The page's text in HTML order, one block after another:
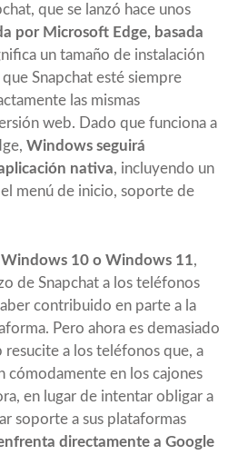
que se lanzó hace unos
por Microsoft Edge, basada
un tamaño de instalación
Snapchat esté siempre
las mismas
web. Dado que funciona a
Windows seguirá
nativa, incluyendo un
menú de inicio, soporte de
Windows 10 o Windows 11,
de Snapchat a los teléfonos
contribuido en parte a la
Pero ahora es demasiado
resucite a los teléfonos que, a
cómodamente en los cajones
en lugar de intentar obligar a
soporte a sus plataformas
directamente a Google